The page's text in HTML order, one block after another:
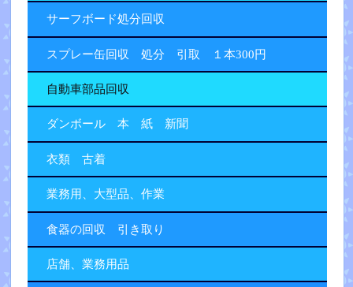
サーフボード処分回収
スプレー缶回収 処分 引取 １本300円
自動車部品回収
ダンボール 本 紙 新聞
衣類 古着
業務用、大型品、作業
食器の回収 引き取り
店舗、業務用品